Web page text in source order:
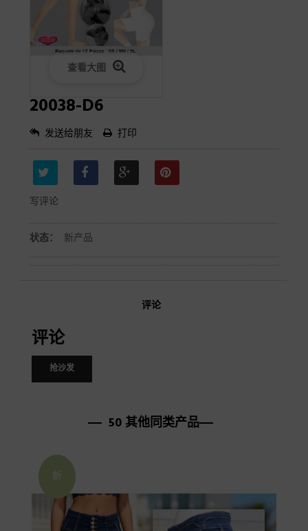
查看大图
20038-D6
发送给朋友 打印
写评论
状态： 新产品
评论
评论
抢沙发
50 其他同类产品
新